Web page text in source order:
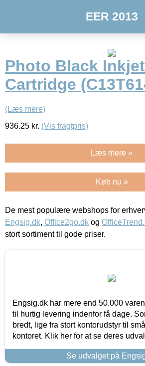
EER 2013
Photo Black Inkjet
Cartridge
(Læs mere)
936.25 kr. (Vis fragtpris)
Læs mere »
Køb nu »
De mest populære webshops for
Engsig.dk, Office2go.dk og
stort sortiment til gode priser.
Engsig.dk har mere end 50.000
til hurtig levering indenfor få dage.
bredt, lige fra stort kontorudstyr til
kontoret. Klik her for at se deres
Se udvalget på